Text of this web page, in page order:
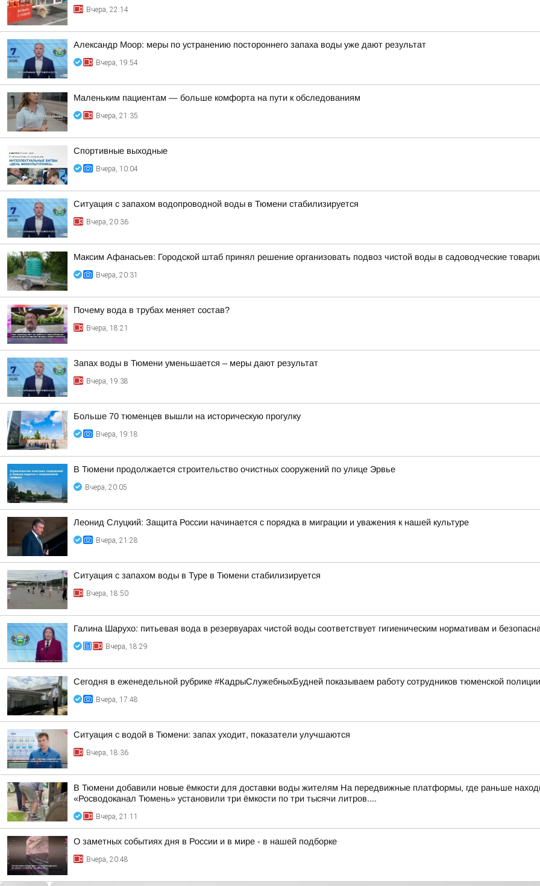
Вчера, 22:14
Александр Моор: меры по устранению постороннего запаха воды уже дают результат
Вчера, 19:54
Маленьким пациентам — больше комфорта на пути к обследованиям
Вчера, 21:35
Спортивные выходные
Вчера, 10:04
Ситуация с запахом водопроводной воды в Тюмени стабилизируется
Вчера, 20:36
Максим Афанасьев: Городской штаб принял решение организовать подвоз чистой воды в садоводческие
Вчера, 20:31
Почему вода в трубах меняет состав?
Вчера, 18:21
Запах воды в Тюмени уменьшается – меры дают результат
Вчера, 19:38
Больше 70 тюменцев вышли на историческую прогулку
Вчера, 19:18
В Тюмени продолжается строительство очистных сооружений по улице Эрвье
Вчера, 20:05
Леонид Слуцкий: Защита России начинается с порядка в миграции и уважения к нашей культуре
Вчера, 21:28
Ситуация с запахом воды в Туре в Тюмени стабилизируется
Вчера, 18:50
Галина Шарухо: питьевая вода в резервуарах чистой воды соответствует гигиеническим нормативам и
Вчера, 18:29
Сегодня в еженедельной рубрике #КадрыСлужебныхБудней показываем работу сотрудников тюменской
Вчера, 17:48
Ситуация с водой в Тюмени: запах уходит, показатели улучшаются
Вчера, 18:36
В Тюмени добавили новые ёмкости для доставки воды жителям На передвижные платформы, где раньше
«Росводоканал Тюмень» установили три ёмкости по три тысячи литров....
Вчера, 21:11
О заметных событиях дня в России и в мире - в нашей подборке
Вчера, 20:48